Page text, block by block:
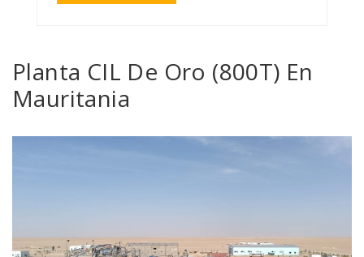
Planta CIL De Oro (800T) En
Mauritania